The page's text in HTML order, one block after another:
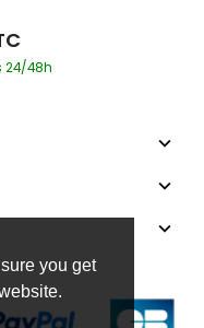
you get
24/48h